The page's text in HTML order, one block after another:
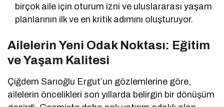
birçok aile için oturum izni ve uluslararası yaşam
planlarının ilk ve en kritik adımını oluşturuyor.
Ailelerin Yeni Odak Noktası: Eğitim
ve Yaşam Kalitesi
Çiğdem Sarıoğlu Ergut’un gözlemlerine göre,
ailelerin öncelikleri son yıllarda belirgin bir dönüşüm